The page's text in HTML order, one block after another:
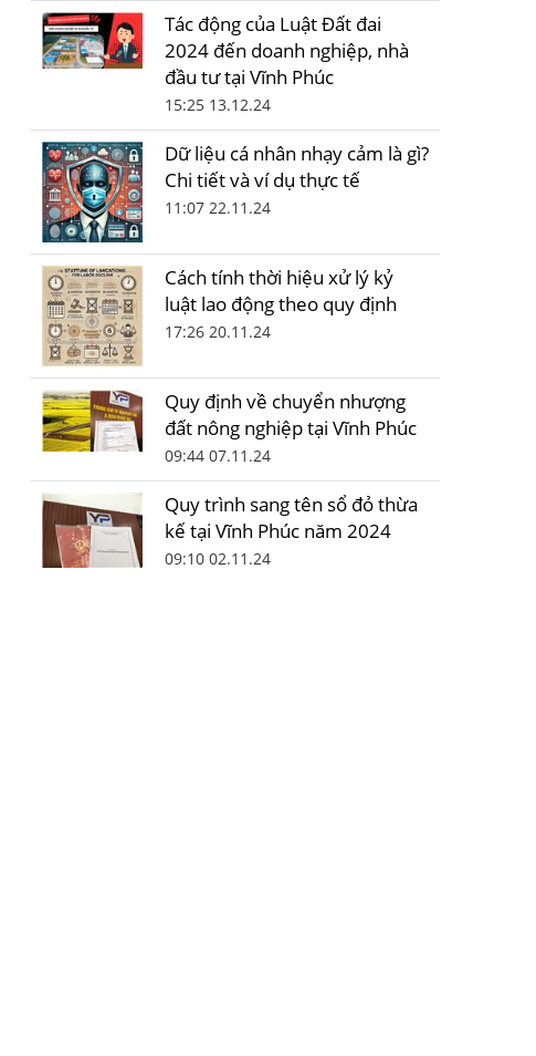
Tác động của Luật Đất đai
2024 đến doanh nghiệp, nhà
đầu tư tại Vĩnh Phúc
15:25 13.12.24
Dữ liệu cá nhân nhạy cảm là gì?
Chi tiết và ví dụ thực tế
11:07 22.11.24
Cách tính thời hiệu xử lý kỷ
luật lao động theo quy định
17:26 20.11.24
Quy định về chuyển nhượng
đất nông nghiệp tại Vĩnh Phúc
09:44 07.11.24
Quy trình sang tên sổ đỏ thừa
kế tại Vĩnh Phúc năm 2024
09:10 02.11.24